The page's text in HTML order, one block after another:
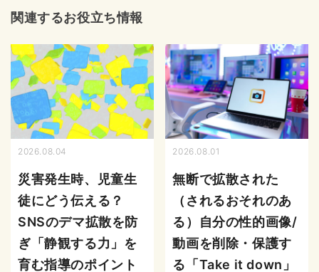
関連するお役立ち情報
2026.08.04
災害発生時、児童生
徒にどう伝える？
SNSのデマ拡散を防
ぎ「静観する力」を
育む指導のポイント
2026.08.01
無断で拡散された
（されるおそれのあ
る）自分の性的画像/
動画を削除・保護す
る「Take it down」